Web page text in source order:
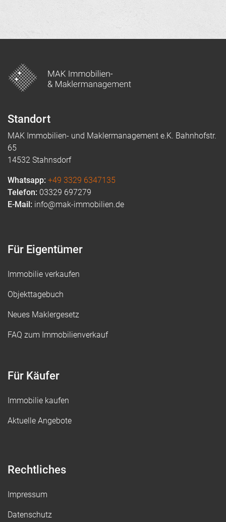
Standort
MAK Immobilien- und Maklermanagement e.K. Bahnhofstr.
65
14532 Stahnsdorf
Whatsapp: +49 3329 6347135
Telefon: 03329 697279
E-Mail: info@mak-immobilien.de
Für Eigentümer
Immobilie verkaufen
Objekttagebuch
Neues Maklergesetz
FAQ zum Immobilienverkauf
Für Käufer
Immobilie kaufen
Aktuelle Angebote
Rechtliches
Impressum
Datenschutz